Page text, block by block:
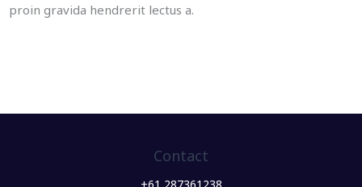
proin gravida hendrerit lectus a.
Contact